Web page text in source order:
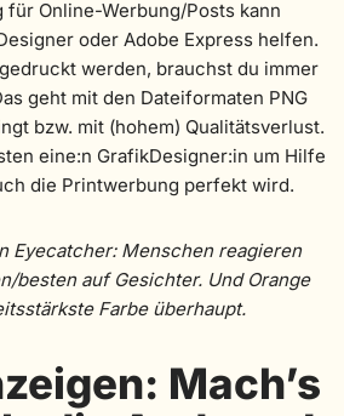
für Online-Werbung/Posts kann
oder Adobe Express helfen.
werden, brauchst du immer
geht mit den Dateiformaten PNG
bzw. mit (hohem) Qualitätsverlust.
eine:n GrafikDesigner:in um Hilfe
die Printwerbung perfekt wird.
Eyecatcher: Menschen reagieren
besten auf Gesichter. Und Orange
Farbe überhaupt.
Mach’s